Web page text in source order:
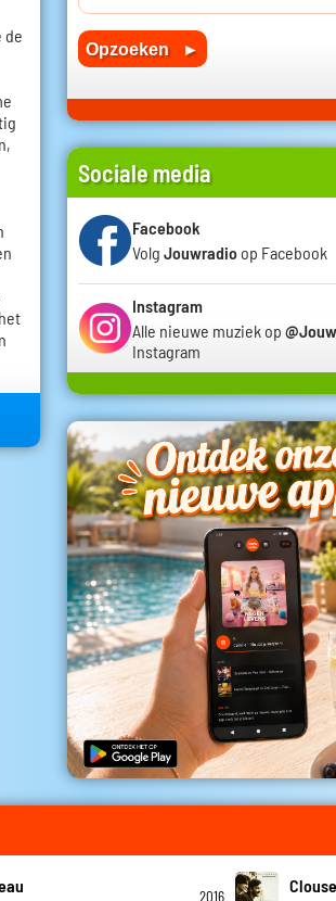
de
Sociale media
Facebook
Volg Jouwradio op Facebook
Instagram
Alle nieuwe muziek op
Instagram
2016